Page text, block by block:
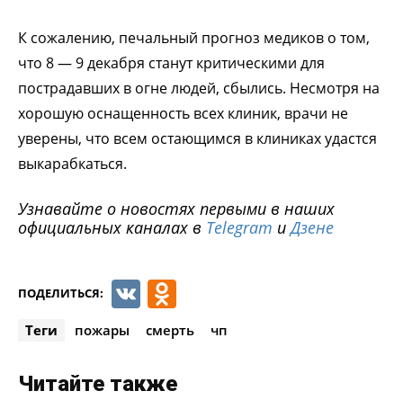
К сожалению, печальный прогноз медиков о том,
что 8 — 9 декабря станут критическими для
пострадавших в огне людей, сбылись. Несмотря на
хорошую оснащенность всех клиник, врачи не
уверены, что всем остающимся в клиниках удастся
выкарабкаться.
Узнавайте о новостях первыми в наших
официальных каналах в Telegram иДзене
ПОДЕЛИТЬСЯ: VK
Теги пожары смерть чп
Читайте также